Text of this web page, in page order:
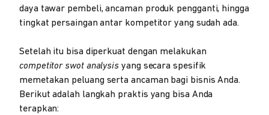
daya tawar pembeli, ancaman produk pengganti, hingga
tingkat persaingan antar kompetitor yang sudah ada.
Setelah itu bisa diperkuat dengan melakukan
competitor swot analysis yang secara spesifik
memetakan peluang serta ancaman bagi bisnis Anda.
Berikut adalah langkah praktis yang bisa Anda
terapkan: